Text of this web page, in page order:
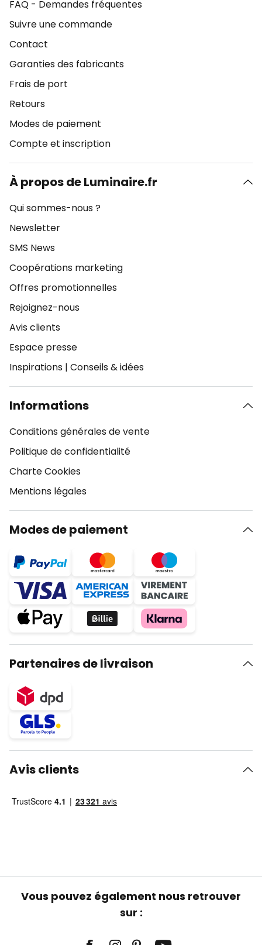
FAQ - Demandes fréquentes
Suivre une commande
Contact
Garanties des fabricants
Frais de port
Retours
Modes de paiement
Compte et inscription
À propos de Luminaire.fr
Qui sommes-nous ?
Newsletter
SMS News
Coopérations marketing
Offres promotionnelles
Rejoignez-nous
Avis clients
Espace presse
Inspirations | Conseils & idées
Informations
Conditions générales de vente
Politique de confidentialité
Charte Cookies
Mentions légales
Modes de paiement
Partenaires de livraison
Avis clients
Vous pouvez également nous retrouver
sur :